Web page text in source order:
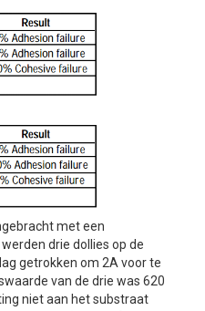
met een
drie dollies op de
getrokken om 2A voor te
van de drie was 620
niet aan het substraat